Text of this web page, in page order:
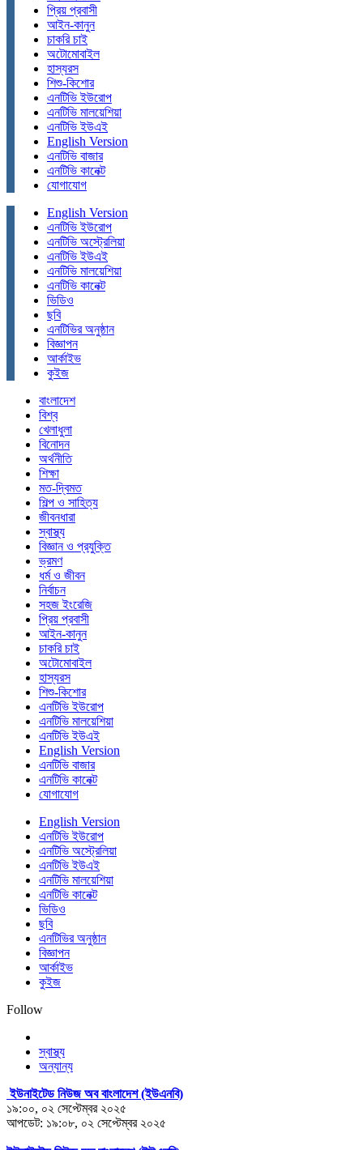
প্রিয় প্রবাসী
আইন-কানুন
চাকরি চাই
অটোমোবাইল
হাস্যরস
শিশু-কিশোর
এনটিভি ইউরোপ
এনটিভি মালয়েশিয়া
এনটিভি ইউএই
English Version
এনটিভি বাজার
এনটিভি কানেক্ট
যোগাযোগ
English Version
এনটিভি ইউরোপ
এনটিভি অস্ট্রেলিয়া
এনটিভি ইউএই
এনটিভি মালয়েশিয়া
এনটিভি কানেক্ট
ভিডিও
ছবি
এনটিভির অনুষ্ঠান
বিজ্ঞাপন
আর্কাইভ
কুইজ
বাংলাদেশ
বিশ্ব
খেলাধুলা
বিনোদন
অর্থনীতি
শিক্ষা
মত-দ্বিমত
শিল্প ও সাহিত্য
জীবনধারা
স্বাস্থ্য
বিজ্ঞান ও প্রযুক্তি
ভ্রমণ
ধর্ম ও জীবন
নির্বাচন
সহজ ইংরেজি
প্রিয় প্রবাসী
আইন-কানুন
চাকরি চাই
অটোমোবাইল
হাস্যরস
শিশু-কিশোর
এনটিভি ইউরোপ
এনটিভি মালয়েশিয়া
এনটিভি ইউএই
English Version
এনটিভি বাজার
এনটিভি কানেক্ট
যোগাযোগ
English Version
এনটিভি ইউরোপ
এনটিভি অস্ট্রেলিয়া
এনটিভি ইউএই
এনটিভি মালয়েশিয়া
এনটিভি কানেক্ট
ভিডিও
ছবি
এনটিভির অনুষ্ঠান
বিজ্ঞাপন
আর্কাইভ
কুইজ
Follow
স্বাস্থ্য
অন্যান্য
ইউনাইটেড নিউজ অব বাংলাদেশ (ইউএনবি)
১৯:০০, ০২ সেপ্টেম্বর ২০২৫
আপডেট: ১৯:০৮, ০২ সেপ্টেম্বর ২০২৫